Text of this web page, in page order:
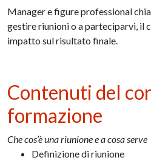
Manager e figure professional
gestire riunioni o a parteciparvi, il
impatto sul risultato finale.
Contenuti del
formazione
Che cos’è una riunione e a cosa serve
Definizione di riunione